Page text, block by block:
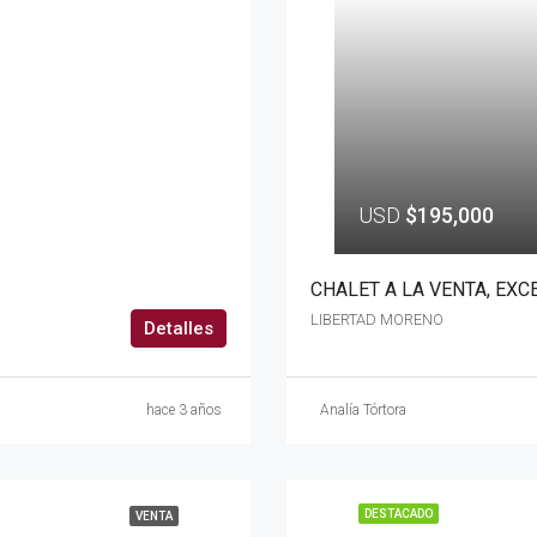
Detalles
hace 3 años
USD $195,000
CHALET A LA VENTA,
LIBERTAD MORENO
Analía Tórtora
VENTA DESTACADO